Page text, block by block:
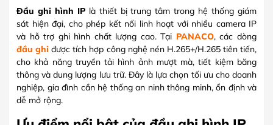
Đầu ghi hình IPlà thiết bị trung tâm trong hệ thống giám
sát hiện đại, cho phép kết nối linh hoạt với nhiều camera IP
và hỗ trợ ghi hình chất lượng cao. Tại PANACO, các dòng
đầu ghi được tích hợp công nghệ nén H.265+/H.265 tiên tiến,
cho khả năng truyền tải hình ảnh mượt mà, tiết kiệm băng
thông và dung lượng lưu trữ. Đây là lựa chọn tối ưu cho doanh
nghiệp, gia đình cần hệ thống an ninh thông minh, ổn định và
dễ mở rộng.